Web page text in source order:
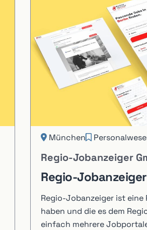
München
Regio-Jobanzeiger
Regio-Jobanzeiger
Regio-Jobanzeiger ist
haben und die es dem
einfach mehrere